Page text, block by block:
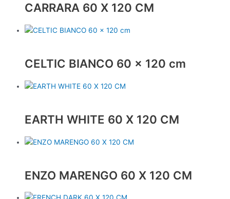
CARRARA 60 X 120 CM
CELTIC BIANCO 60 x 120 cm
EARTH WHITE 60 X 120 CM
ENZO MARENGO 60 X 120 CM